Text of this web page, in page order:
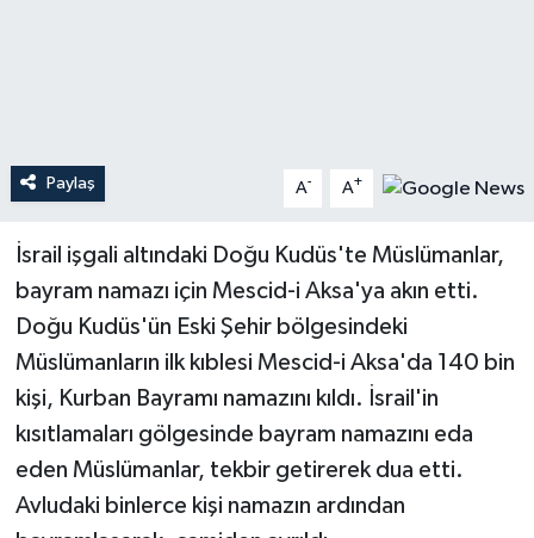
Paylaş A- A+
İsrail işgali altındaki Doğu Kudüs'te Müslümanlar,
bayram namazı için Mescid-i Aksa'ya akın etti.
Doğu Kudüs'ün Eski Şehir bölgesindeki
Müslümanların ilk kıblesi Mescid-i Aksa'da 140 bin
kişi, Kurban Bayramı namazını kıldı. İsrail'in
kısıtlamaları gölgesinde bayram namazını eda
eden Müslümanlar, tekbir getirerek dua etti.
Avludaki binlerce kişi namazın ardından
Teknoloji
Yaşam